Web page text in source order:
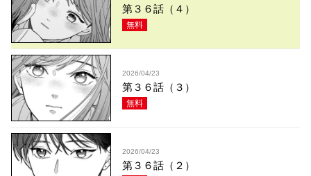
第３６話（４）
無料
2026/04/23
第３６話（３）
無料
2026/04/23
第３６話（２）